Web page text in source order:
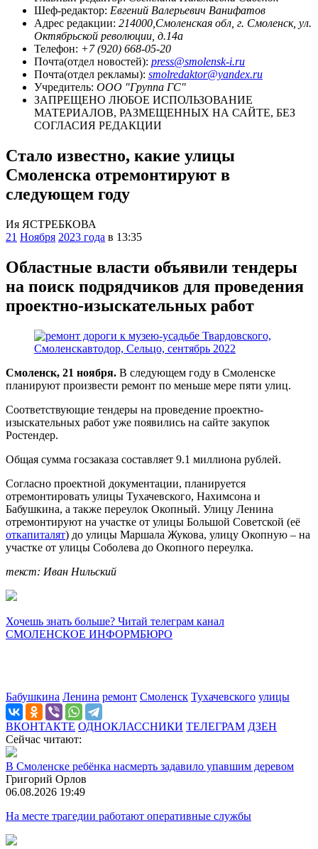
Шеф-редактор: Евгений Валерьевич Ванифатов
Адрес редакции: 214000,Смоленская обл, г. Смоленск, ул.
Октябрьской революции, д.14а
Телефон: +7 (920) 668-05-20
Почта(отдел новостей): press@smolensk-i.ru
Почта(отдел рекламы): smolredaktor@yandex.ru
Учредитель: ООО "Группа ГС"
ЗАПРЕЩЕНО ЛЮБОЕ ИСПОЛЬЗОВАНИЕ
МАТЕРИАЛОВ, РАЗМЕЩЕННЫХ НА САЙТЕ, БЕЗ
СОГЛАСИЯ РЕДАКЦИИ
Стало известно, какие улицы
Смоленска отремонтируют в
следующем году
Ия ЯСТРЕБКОВА
21 Ноября 2023 года в 13:35
Областные власти объявили тендеры
на поиск подрядчиков для проведения
проектно-изыскательных работ
Смоленск, 21 ноября. В следующем году в Смоленске
планируют произвести ремонт по меньше мере пяти улиц.
Соответствующие тендеры на проведение проектно-
изыскательных работ уже появились на сайте закупок
Ростендер.
Общая сумма госзаказа составляет 9.1 миллиона рублей.
Согласно проектной документации, планируется
отремонтировать улицы Тухачевского, Нахимсона и
Бабушкина, а также переулок Окопный. Улицу Ленина
отремонтируют на участке от улицы Большой Советской (её
откапиталят) до улицы Маршала Жукова, улицу Окопную – на
участке от улицы Соболева до Окопного переулка.
текст: Иван Нильский
Хочешь знать больше? Читай телеграм канал
СМОЛЕНСКОЕ ИНФОРМБЮРО
Бабушкина Ленина ремонт Смоленск Тухачевского улицы
ВКОНТАКТЕ ОДНОКЛАССНИКИ ТЕЛЕГРАМ ДЗЕН
Сейчас читают:
В Смоленске ребёнка насмерть задавило упавшим деревом
Григорий Орлов
06.08.2026 19:49
На месте трагедии работают оперативные службы